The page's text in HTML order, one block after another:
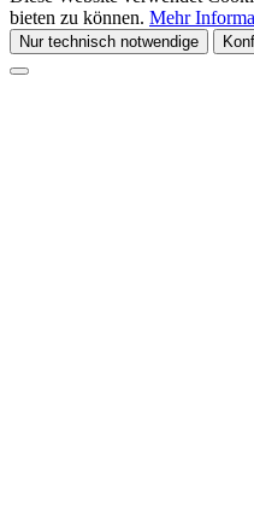
bieten zu können. Mehr
Nur technisch notwendige